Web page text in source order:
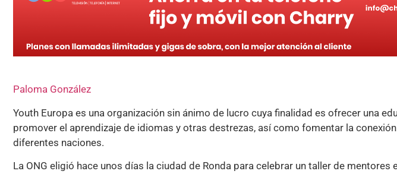
Paloma González
Youth Europa es una organización sin ánimo de lucro cuya finalidad es ofrecer una
promover el aprendizaje de idiomas y otras destrezas, así como fomentar la
diferentes naciones.
La ONG eligió hace unos días la ciudad de Ronda para celebrar un taller de mentores